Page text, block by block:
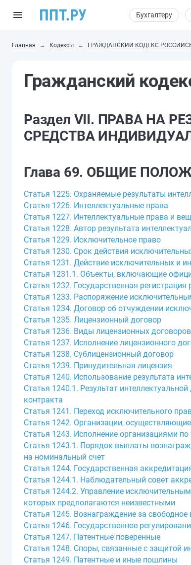
Бухгалтеру
Главная Кодексы ГРАЖДАНСКИЙ КОДЕКС
Гражданский
Раздел VII. ПРАВА НА
СРЕДСТВА
Глава 69. ОБЩИЕ
Статья 1225. Охраняемые результаты
Статья 1226. Интеллектуальные права
Статья 1227. Интеллектуальные права и
Статья 1228. Автор результата
Статья 1229. Исключительное право
Статья 1230. Срок действия
Статья 1231. Действие исключительных и
Статья 1231.1. Объекты, включающие
Статья 1232. Государственная
Статья 1233. Распоряжение
Статья 1234. Договор об отчуждении
Статья 1235. Лицензионный договор
Статья 1236. Виды лицензионных договоров
Статья 1237. Исполнение лицензионного
Статья 1238. Сублицензионный договор
Статья 1239. Принудительная лицензия
Статья 1240. Использование результата
Статья 1240.1. Результат
контракта
Статья 1241. Переход исключительного
Статья 1242. Организации,
Статья 1243. Исполнение организациями
Статья 1243.1. Порядок выплаты
на номинальный счет
Статья 1244. Государственная
Статья 1244.1. Наблюдательный совет
Статья 1244.2. Управление
которых предполагаются неизвестными
Статья 1245. Вознаграждение за
Статья 1246. Государственное
Статья 1247. Патентные поверенные
Статья 1248. Споры, связанные с защитой
Статья 1249. Патентные и иные пошлины